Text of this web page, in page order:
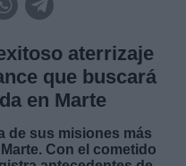
aterrizaje
que buscará
en Marte
de sus misiones más
Con el cometido